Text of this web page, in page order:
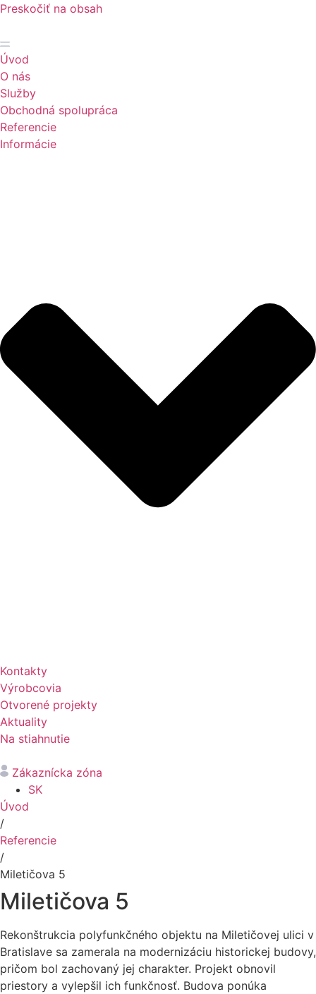
Preskočiť na obsah
Úvod
O nás
Služby
Obchodná spolupráca
Referencie
Informácie
Kontakty
Výrobcovia
Otvorené projekty
Aktuality
Na stiahnutie
Zákaznícka zóna
SK
Úvod
/
Referencie
/
Miletičova 5
Miletičova 5
Rekonštrukcia polyfunkčného objektu na Miletičovej ulici v
Bratislave sa zamerala na modernizáciu historickej budovy,
pričom bol zachovaný jej charakter. Projekt obnovil
priestory a vylepšil ich funkčnosť. Budova ponúka